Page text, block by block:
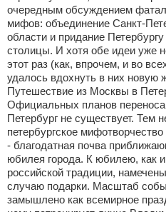
очередным обсуждением
мифов: объединение Санкт-
области и придание
столицы. И хотя обе идеи уже
этот раз (как, впрочем, и во
удалось вдохнуть в них новую
Путешествие из Москвы в
Официальных планов
Петербург не существует. Тем
петербургское
- благодатная почва
юбилея города. К юбилею, как
российской традиции,
случаю подарки. Масштаб
замышлено как всемирное